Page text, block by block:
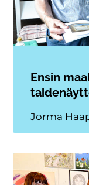
Ensin
Jorma